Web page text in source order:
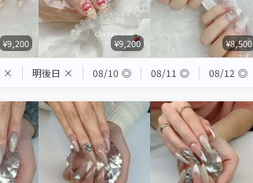
¥9,200 ¥9,200 ¥8,500
× 明後日 × 08/10 ◎ 08/11 ◎ 08/12 ◎